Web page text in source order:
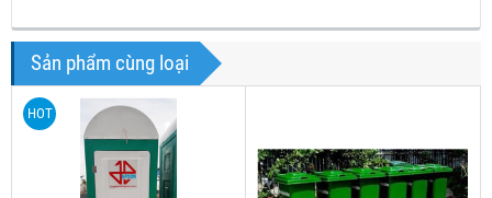
Sản phẩm cùng loại
HOT